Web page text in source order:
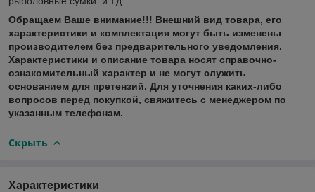
Обращаем Ваше внимание!!! Внешний вид товара, его
характеристики и комплектация могут быть изменены
производителем без предварительного уведомления.
Характеристики и описание товара носят справочно-
ознакомительный характер и не могут служить
основанием для претензий. Для уточнения каких-либо
вопросов перед покупкой, свяжитесь с менеджером по
указанным телефонам.
Скрыть
Характеристики